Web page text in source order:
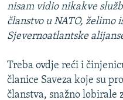
nisam vidio nikakve
članstvo u NATO,
Sjevernoatlantske
Treba ovdje reći i
članice Saveza koje su
članstva, snažno lobirale